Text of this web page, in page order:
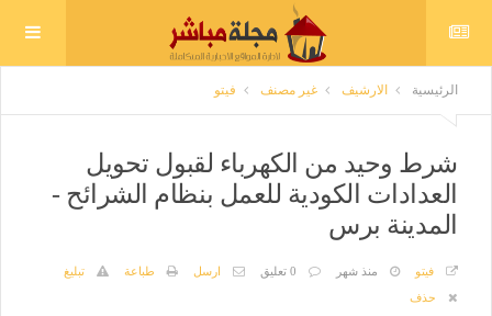
الرئيسية الارشيف غير مصنف فيتو
شرط وحيد من الكهرباء لقبول تحويل
العدادات الكودية للعمل بنظام الشرائح -
المدينة برس
فيتو منذ شهر 0 تعليق ارسل طباعة
تبليغ
حذف